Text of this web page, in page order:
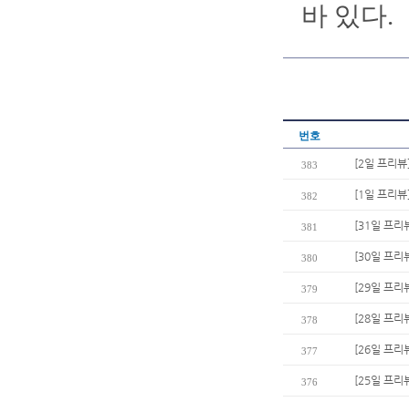
바 있다.
번호
383 [2일 프리
382 [1일 프리
381 [31일 프리
380 [30일 프리
379 [29일 프리
378 [28일 프리
377 [26일 프리
376 [25일 프리